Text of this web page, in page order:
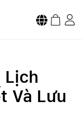
Lịch
Và Lưu